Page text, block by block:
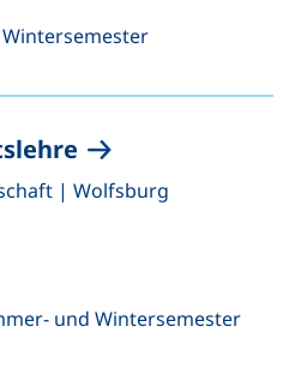
, | Wolfsburg
und Wintersemester